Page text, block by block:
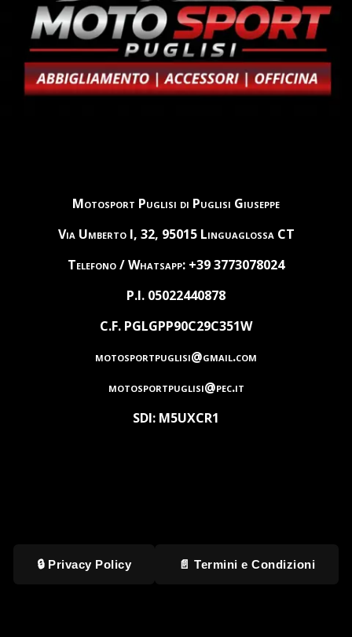
Motosport Puglisi di Puglisi Giuseppe
Via Umberto I, 32, 95015 Linguaglossa CT
Telefono / Whatsapp: +39 3773078024
P.I. 05022440878
C.F. PGLGPP90C29C351W
motosportpuglisi@gmail.com
motosportpuglisi@pec.it
SDI: M5UXCR1
🔒 Privacy Policy 📄 Termini e Condizioni